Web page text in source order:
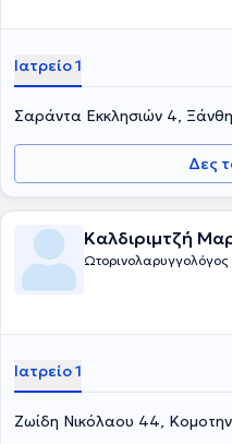
Ιατρείο 1
Σαράντα Εκκλησιών 4,
Δες
Καλδιριμτζή
Ιατρείο 1
Ζωίδη Νικόλαου 44,